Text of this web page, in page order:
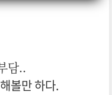
담..
볼만 하다.